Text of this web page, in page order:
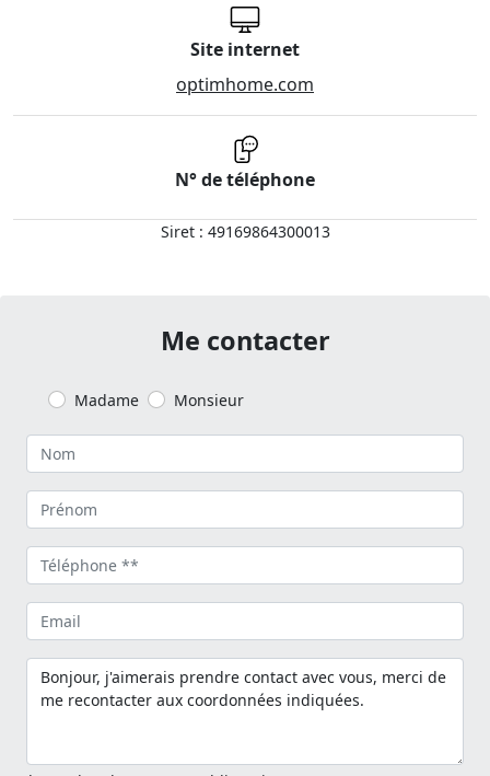
Site internet
optimhome.com
N° de téléphone
Siret : 49169864300013
Me contacter
Madame Monsieur